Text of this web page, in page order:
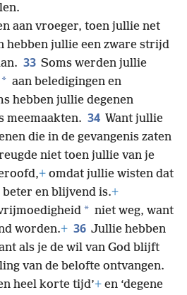
aan vroeger, toen jullie net
hebben jullie een zware strijd
33 Soms werden jullie
* aan beledigingen en
hebben jullie degenen
meemaakten. 34 Want jullie
die in de gevangenis zaten
niet toen jullie van je
+ omdat jullie wisten dat
en blijvend is.+
* niet weg, want
worden.+ 36 Jullie hebben
als je de wil van God blijft
van de belofte ontvangen.
heel korte tijd’+ en ‘degene